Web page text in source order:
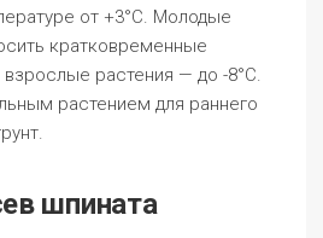
от +3°C. Молодые
кратковременные
взрослые растения — до -8°C.
растением для раннего
шпината